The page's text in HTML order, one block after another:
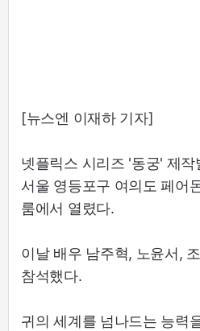
[뉴스엔 이재하 기자]
넷플릭스 시리즈 '동궁' 제
서울 영등포구 여의도 페어
룸에서 열렸다.
이날 배우 남주혁, 노윤서,
참석했다.
귀의 세계를 넘나드는 능력